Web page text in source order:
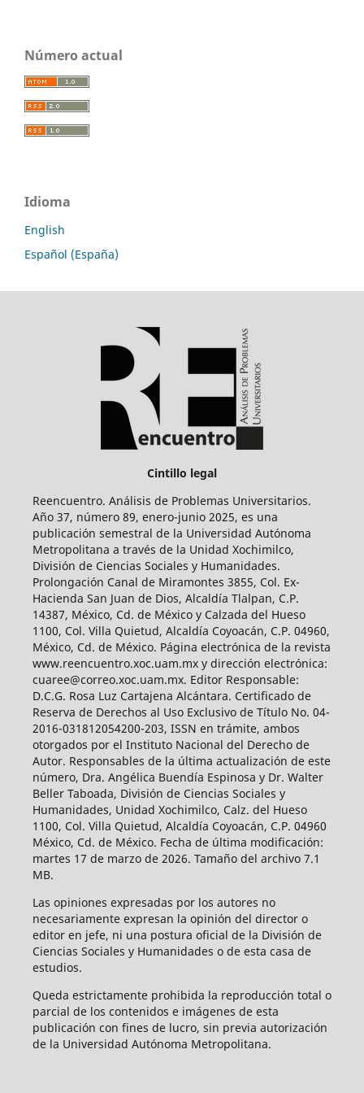
Número actual
Idioma
English
Español (España)
Cintillo legal
Reencuentro. Análisis de Problemas Universitarios.
Año 37, número 89, enero-junio 2025, es una
publicación semestral de la Universidad Autónoma
Metropolitana a través de la Unidad Xochimilco,
División de Ciencias Sociales y Humanidades.
Prolongación Canal de Miramontes 3855, Col. Ex-
Hacienda San Juan de Dios, Alcaldía Tlalpan, C.P.
14387, México, Cd. de México y Calzada del Hueso
1100, Col. Villa Quietud, Alcaldía Coyoacán, C.P. 04960,
México, Cd. de México. Página electrónica de la revista
www.reencuentro.xoc.uam.mx y dirección electrónica:
cuaree@correo.xoc.uam.mx. Editor Responsable:
D.C.G. Rosa Luz Cartajena Alcántara. Certificado de
Reserva de Derechos al Uso Exclusivo de Título No. 04-
2016-031812054200-203, ISSN en trámite, ambos
otorgados por el Instituto Nacional del Derecho de
Autor. Responsables de la última actualización de este
número, Dra. Angélica Buendía Espinosa y Dr. Walter
Beller Taboada, División de Ciencias Sociales y
Humanidades, Unidad Xochimilco, Calz. del Hueso
1100, Col. Villa Quietud, Alcaldía Coyoacán, C.P. 04960
México, Cd. de México. Fecha de última modificación:
martes 17 de marzo de 2026. Tamaño del archivo 7.1
MB.
Las opiniones expresadas por los autores no
necesariamente expresan la opinión del director o
editor en jefe, ni una postura oficial de la División de
Ciencias Sociales y Humanidades o de esta casa de
estudios.
Queda estrictamente prohibida la reproducción total o
parcial de los contenidos e imágenes de esta
publicación con fines de lucro, sin previa autorización
de la Universidad Autónoma Metropolitana.